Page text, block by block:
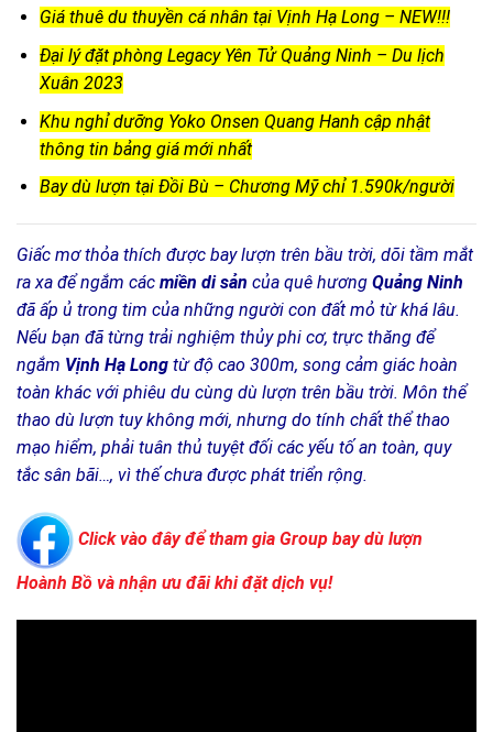
Giá thuê du thuyền cá nhân tại Vịnh Hạ Long – NEW!!!
Đại lý đặt phòng Legacy Yên Tử Quảng Ninh – Du lịch
Xuân 2023
Khu nghỉ dưỡng Yoko Onsen Quang Hanh cập nhật
thông tin bảng giá mới nhất
Bay dù lượn tại Đồi Bù – Chương Mỹ chỉ 1.590k/người
Giấc mơ thỏa thích được bay lượn trên bầu trời, dõi tầm mắt
ra xa để ngắm các miền di sản của quê hương Quảng Ninh
đã ấp ủ trong tim của những người con đất mỏ từ khá lâu.
Nếu bạn đã từng trải nghiệm thủy phi cơ, trực thăng để
ngắm Vịnh Hạ Long từ độ cao 300m, song cảm giác hoàn
toàn khác với phiêu du cùng dù lượn trên bầu trời. Môn thể
thao dù lượn tuy không mới, nhưng do tính chất thể thao
mạo hiểm, phải tuân thủ tuyệt đối các yếu tố an toàn, quy
tắc sân bãi…, vì thế chưa được phát triển rộng.
Click vào đây để tham gia Group bay dù lượn
Hoành Bồ và nhận ưu đãi khi đặt dịch vụ!